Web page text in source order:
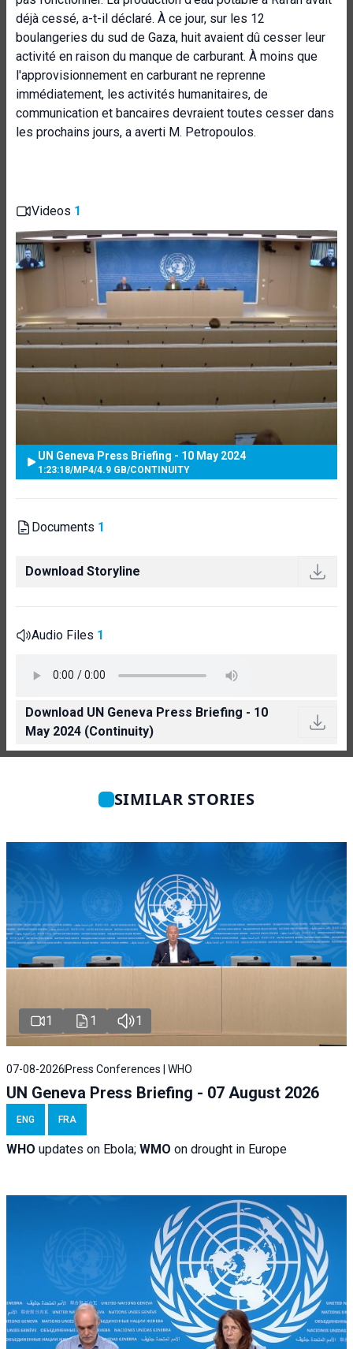
déjà cessé, a-t-il déclaré. À ce jour, sur les 12
boulangeries du sud de Gaza, huit avaient dû cesser leur
activité en raison du manque de carburant. À moins que
l'approvisionnement en carburant ne reprenne
immédiatement, les activités humanitaires, de
communication et bancaires devraient toutes cesser dans
les prochains jours, a averti M. Petropoulos.
Videos 1
UN Geneva Press Briefing - 10 May 2024
1:23:18/MP4/4.9 GB/CONTINUITY
Documents 1
Download Storyline
Audio Files 1
Download UN Geneva Press Briefing - 10
May 2024 (Continuity)
SIMILAR STORIES
1 1 1
07-08-2026 Press Conferences | WHO
UN Geneva Press Briefing - 07 August 2026
ENG FRA
WHO updates on Ebola; WMO on drought in Europe